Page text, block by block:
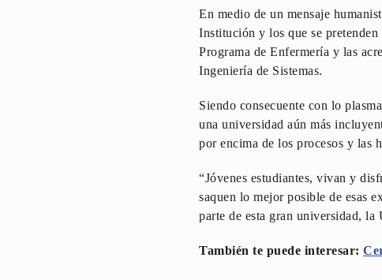
En medio de un mensaje
Institución y los que se
Programa de Enfermería y las
Ingeniería de Sistemas.
Siendo consecuente con lo
una universidad aún más
por encima de los procesos y las
“Jóvenes estudiantes, vivan y
saquen lo mejor posible de esas
parte de esta gran universidad,
También te puede interesar: